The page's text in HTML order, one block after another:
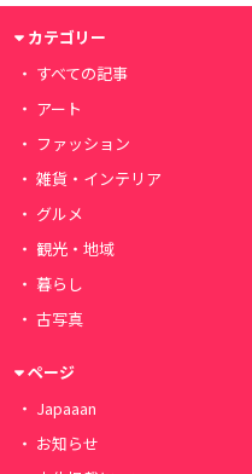
カテゴリー
すべての記事
アート
ファッション
雑貨・インテリア
グルメ
観光・地域
暮らし
古写真
ページ
Japaaan
お知らせ